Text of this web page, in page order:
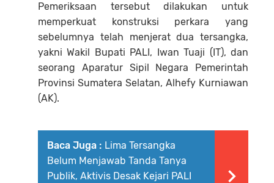
Pemeriksaan tersebut dilakukan untuk
memperkuat konstruksi perkara yang
sebelumnya telah menjerat dua tersangka,
yakni Wakil Bupati PALI, Iwan Tuaji (IT), dan
seorang Aparatur Sipil Negara Pemerintah
Provinsi Sumatera Selatan, Alhefy Kurniawan
(AK).
Baca Juga : Lima Tersangka
Belum Menjawab Tanda Tanya
Publik, Aktivis Desak Kejari PALI